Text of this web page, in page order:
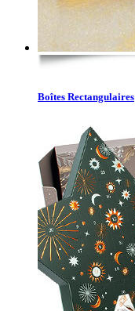
Boîtes Rectangulaires